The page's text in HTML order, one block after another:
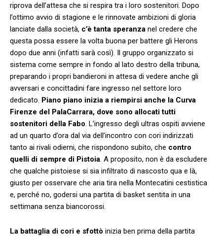
riprova dell’attesa che si respira tra i loro sostenitori. Dopo
l’ottimo avvio di stagione e le rinnovate ambizioni di gloria
lanciate dalla società, c’è tanta speranza nel credere che
questa possa essere la volta buona per battere gli Herons
dopo due anni (infatti sarà così). Il gruppo organizzato si
sistema come sempre in fondo al lato destro della tribuna,
preparando i propri bandieroni in attesa di vedere anche gli
avversari e concittadini fare ingresso nel settore loro
dedicato. Piano piano inizia a riempirsi anche la Curva
Firenze del PalaCarrara, dove sono allocati tutti
sostenitori della Fabo. L’ingresso degli ultras ospiti avviene
ad un quarto d’ora dal via dell’incontro con cori indirizzati
tanto ai rivali odierni, che rispondono subito, che contro
quelli di sempre di Pistoia. A proposito, non è da escludere
che qualche pistoiese si sia infiltrato di nascosto qua e là,
giusto per osservare che aria tira nella Montecatini cestistica
e, perché no, godersi una partita di basket sentita in una
settimana senza biancorossi.
La battaglia di cori e sfottò inizia ben prima della partita